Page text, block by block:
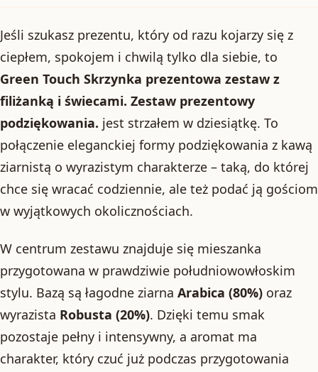
Jeśli szukasz prezentu, który od razu kojarzy się z
ciepłem, spokojem i chwilą tylko dla siebie, to
Green Touch Skrzynka prezentowa zestaw z
filiżanką i świecami. Zestaw prezentowy
podziękowania. jest strzałem w dziesiątkę. To
połączenie eleganckiej formy podziękowania z kawą
ziarnistą o wyrazistym charakterze – taką, do której
chce się wracać codziennie, ale też podać ją gościom
w wyjątkowych okolicznościach.
W centrum zestawu znajduje się mieszanka
przygotowana w prawdziwie południowowłoskim
stylu. Bazą są łagodne ziarna Arabica (80%) oraz
wyrazista Robusta (20%). Dzięki temu smak
pozostaje pełny i intensywny, a aromat ma
charakter, który czuć już podczas przygotowania